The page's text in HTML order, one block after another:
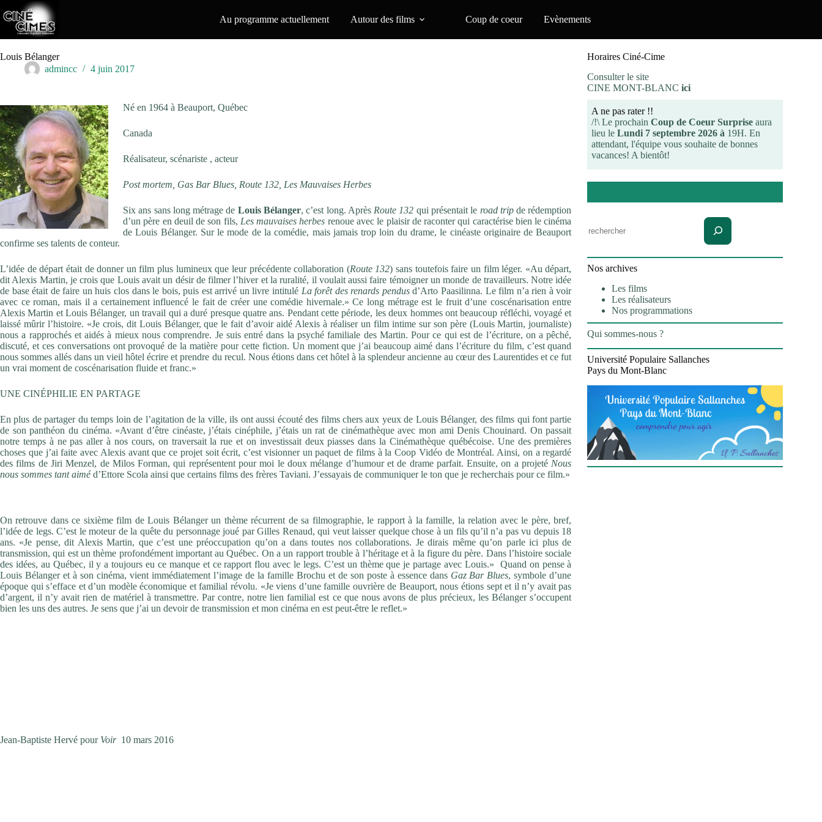
au
contenu
Au programme actuellement Autour des films Coup de coeur Evènements
Louis Bélanger
admincc
4 juin 2017
Né en 1964 à Beauport, Québec
Canada
Réalisateur, scénariste , acteur
Post mortem, Gas Bar Blues, Route 132, Les Mauvaises Herbes
Six ans sans long métrage de Louis Bélanger, c’est long. Après Route 132 qui présentait le road tripde rédemption
d’un père en deuil de son fils, Les mauvaises herbes renoue avec le plaisir de raconter qui caractérise bien le cinéma
de Louis Bélanger. Sur le mode de la comédie, mais jamais trop loin du drame, le cinéaste originaire de Beauport
confirme ses talents de conteur.
L’idée de départ était de donner un film plus lumineux que leur précédente collaboration (Route 132) sans toutefois faire un film léger. «Au départ,
dit Alexis Martin, je crois que Louis avait un désir de filmer l’hiver et la ruralité, il voulait aussi faire témoigner un monde de travailleurs. Notre idée
de base était de faire un huis clos dans le bois, puis est arrivé un livre intitulé La forêt des renards pendusd’Arto Paasilinna. Le film n’a rien à voir
avec ce roman, mais il a certainement influencé le fait de créer une comédie hivernale.» Ce long métrage est le fruit d’une coscénarisation entre
Alexis Martin et Louis Bélanger, un travail qui a duré presque quatre ans. Pendant cette période, les deux hommes ont beaucoup réfléchi, voyagé et
laissé mûrir l’histoire. «Je crois, dit Louis Bélanger, que le fait d’avoir aidé Alexis à réaliser un film intime sur son père (Louis Martin, journaliste)
nous a rapprochés et aidés à mieux nous comprendre. Je suis entré dans la psyché familiale des Martin. Pour ce qui est de l’écriture, on a pêché,
discuté, et ces conversations ont provoqué de la matière pour cette fiction. Un moment que j’ai beaucoup aimé dans l’écriture du film, c’est quand
nous sommes allés dans un vieil hôtel écrire et prendre du recul. Nous étions dans cet hôtel à la splendeur ancienne au cœur des Laurentides et ce fut
un vrai moment de coscénarisation fluide et franc.»
UNE CINÉPHILIE EN PARTAGE
En plus de partager du temps loin de l’agitation de la ville, ils ont aussi écouté des films chers aux yeux de Louis Bélanger, des films qui font partie
de son panthéon du cinéma. «Avant d’être cinéaste, j’étais cinéphile, j’étais un rat de cinémathèque avec mon ami Denis Chouinard. On passait
notre temps à ne pas aller à nos cours, on traversait la rue et on investissait deux piasses dans la Cinémathèque québécoise. Une des premières
choses que j’ai faite avec Alexis avant que ce projet soit écrit, c’est visionner un paquet de films à la Coop Vidéo de Montréal. Ainsi, on a regardé
des films de Jiri Menzel, de Milos Forman, qui représentent pour moi le doux mélange d’humour et de drame parfait. Ensuite, on a projeté Nous
nous sommes tant aiméd’Ettore Scola ainsi que certains films des frères Taviani. J’essayais de communiquer le ton que je recherchais pour ce film.»
On retrouve dans ce sixième film de Louis Bélanger un thème récurrent de sa filmographie, le rapport à la famille, la relation avec le père, bref,
l’idée de legs. C’est le moteur de la quête du personnage joué par Gilles Renaud, qui veut laisser quelque chose à un fils qu’il n’a pas vu depuis 18
ans. «Je pense, dit Alexis Martin, que c’est une préoccupation qu’on a dans toutes nos collaborations. Je dirais même qu’on parle ici plus de
transmission, qui est un thème profondément important au Québec. On a un rapport trouble à l’héritage et à la figure du père. Dans l’histoire sociale
des idées, au Québec, il y a toujours eu ce manque et ce rapport flou avec le legs. C’est un thème que je partage avec Louis.» Quand on pense à
Louis Bélanger et à son cinéma, vient immédiatement l’image de la famille Brochu et de son poste à essence dans Gaz Bar Blues, symbole d’une
époque qui s’efface et d’un modèle économique et familial révolu. «Je viens d’une famille ouvrière de Beauport, nous étions sept et il n’y avait pas
d’argent, il n’y avait rien de matériel à transmettre. Par contre, notre lien familial est ce que nous avons de plus précieux, les Bélanger s’occupent
bien les uns des autres. Je sens que j’ai un devoir de transmission et mon cinéma en est peut-être le reflet.»
Jean-Baptiste Hervé pour Voir10 mars 2016
Horaires Ciné-Cime
Consulter le site
CINE MONT-BLANC ici
A ne pas rater !!
/!\ Le prochain Coup de Coeur Surprise aura
lieu le Lundi 7 septembre 2026 à 19H. En
attendant, l'équipe vous souhaite de bonnes
vacances! A bientôt!
Nos archives
Les films
Les réalisateurs
Nos programmations
Qui sommes-nous ?
Université Populaire Sallanches
Pays du Mont-Blanc